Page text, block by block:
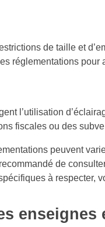
de taille et
réglementations
l’utilisation
fiscales ou des
peuvent
de
à respecter,
enseignes